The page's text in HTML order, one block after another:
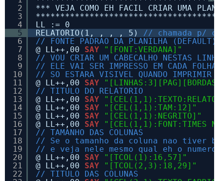
2
3
4
5
6
7
8
9
10
11
12
13
14
15
16
17
18
19
20
21
22
*** VEJA COMO EH FACIL CRIAR UMA
LL := 0
RELATORIO(1, , , , 5) // chamada p/
// FONTE PADRAO DA PLANILHA (DEFAULT)
@ LL++,00 SAY
"[FONT:VERDANA]"
// VOU CRIAR UM CABECALHO NESTAS
// ELE VAI SER IMPRESSO EM CADA FOLHA
// SO ESTARA VISIVEL QUANDO IMPRIMIR
@ LL++,00 SAY
// TITULO DO RELATORIO
@ LL++,00 SAY
@ LL++,00 SAY
"[CEL(1,1):TAM:12]"
@ LL++,00 SAY
"[CEL(1,1):NEGRITO]"
@ LL++,00 SAY
"[CEL(1,1):FONT:TIMES
// TAMANHO DAS COLUNAS
// Se o tamanho da coluna nao tiver
// e veja nele mesmo qual eh o
@ LL++,00 SAY
"[TCOL(1):16,57]"
@ LL++,00 SAY
"[TCOL(2,3):18,29]"
// TITULO DAS COLUNAS